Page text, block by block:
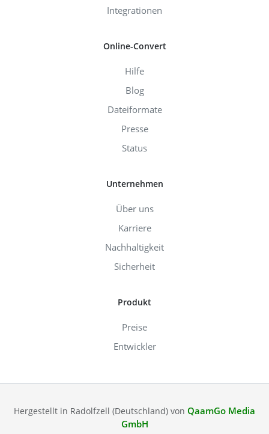
Integrationen
Online-Convert
Hilfe
Blog
Dateiformate
Presse
Status
Unternehmen
Über uns
Karriere
Nachhaltigkeit
Sicherheit
Produkt
Preise
Entwickler
Hergestellt in Radolfzell (Deutschland) von QaamGo Media
GmbH